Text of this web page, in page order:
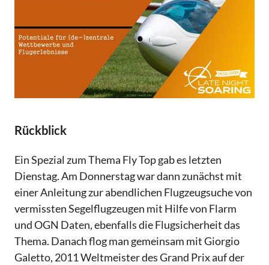
Rückblick
Ein Spezial zum Thema Fly Top gab es letzten
Dienstag. Am Donnerstag war dann zunächst mit
einer Anleitung zur abendlichen Flugzeugsuche von
vermissten Segelflugzeugen mit Hilfe von Flarm
und OGN Daten, ebenfalls die Flugsicherheit das
Thema. Danach flog man gemeinsam mit Giorgio
Galetto, 2011 Weltmeister des Grand Prix auf der